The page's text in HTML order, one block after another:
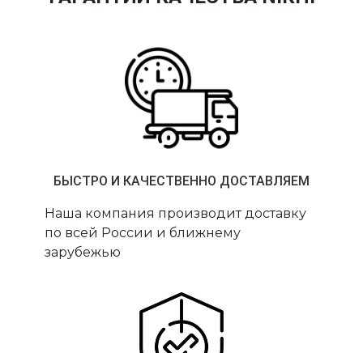
БЫСТРО И КАЧЕСТВЕННО ДОСТАВЛЯЕМ
Наша компания производит доставку
по всей России и ближнему
зарубежью